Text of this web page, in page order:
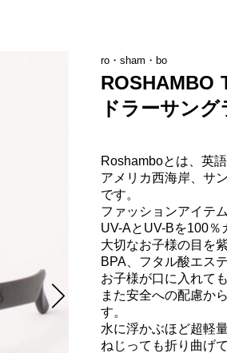
ro・sham・bo
ROSHAMBO
ドラーサング
Roshamboとは、英語
アメリカ西海岸、サ
です。
ファッションアイテ
UV-AとUV-Bを100％
大切なお子様の目を
BPA、フタル酸エス
お子様が口に入れて
また安全への配慮か
す。
水に浮かぶほど超軽量
ねじっても折り曲げ